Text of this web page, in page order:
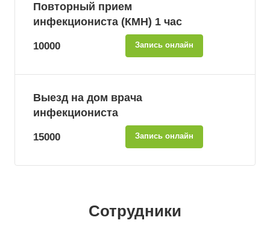
Повторный прием
инфекциониста (КМН) 1 час
10000 Запись онлайн
Выезд на дом врача
инфекциониста
15000 Запись онлайн
Сотрудники